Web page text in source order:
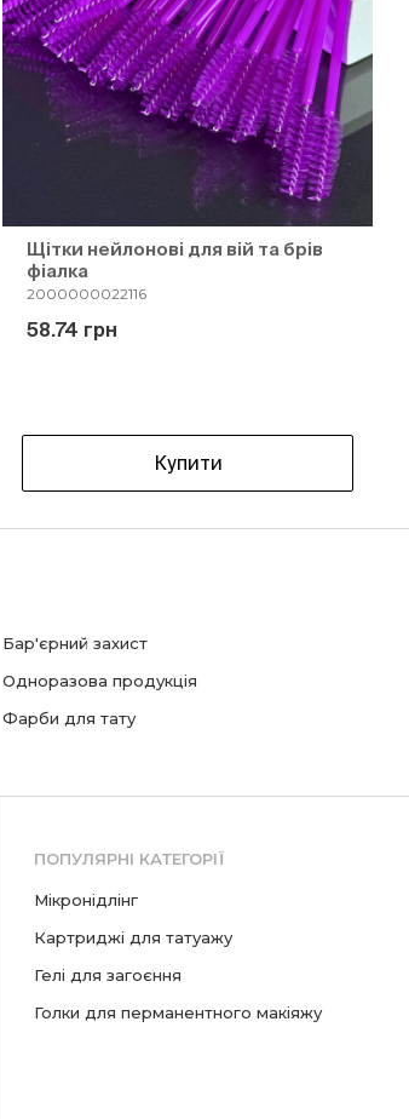
Щітки нейлонові для вій та брів
фіалка
2000000022116
58.74 грн
Купити
Бар'єрний захист
Одноразова продукція
Фарби для тату
ПОПУЛЯРНІ КАТЕГОРІЇ
мікронідлінг
картриджі для татуажу
гелі для загоєння
голки для перманентного макіяжу